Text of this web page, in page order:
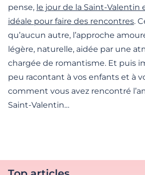
pense, le jour de la Saint-Valentin
idéale pour faire des rencontres.
qu’aucun autre, l’approche
légère, naturelle, aidée par une
chargée de romantisme. Et puis
peu racontant à vos enfants et à
comment vous avez rencontré
Saint-Valentin…